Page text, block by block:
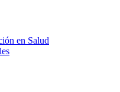
en Salud